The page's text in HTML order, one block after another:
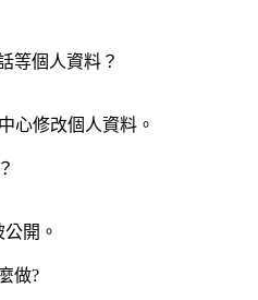
等個人資料？
心修改個人資料。
開。
做?